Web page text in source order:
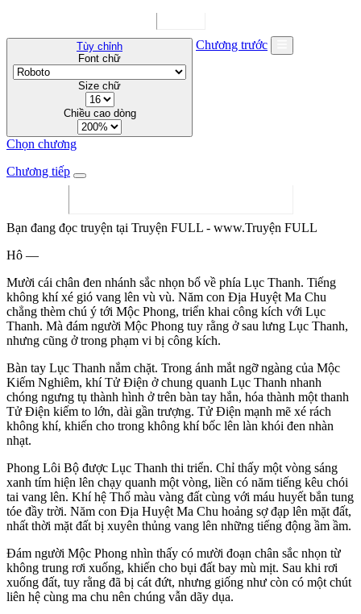
Tùy chỉnh
Font chữ
Size chữ
Chiều cao dòng
Chương trước
Chọn chương
Chương tiếp
Bạn đang đọc truyện tại Truyện FULL - www.Truyện FULL
Hô —
Mười cái chân đen nhánh sắc nhọn bổ về phía Lục Thanh. Tiếng
không khí xé gió vang lên vù vù. Năm con Địa Huyệt Ma Chu
chẳng thèm chú ý tới Mộc Phong, triển khai công kích với Lục
Thanh. Mà đám người Mộc Phong tuy rằng ở sau lưng Lục Thanh,
nhưng cũng ở trong phạm vi bị công kích.
Bàn tay Lục Thanh nắm chặt. Trong ánh mắt ngỡ ngàng của Mộc
Kiếm Nghiêm, khí Tử Điện ở chung quanh Lục Thanh nhanh
chóng ngưng tụ thành hình ở trên bàn tay hắn, hóa thành một thanh
Tử Điện kiếm to lớn, dài gần trượng. Tử Điện mạnh mẽ xé rách
không khí, khiến cho trong không khí bốc lên làn khói đen nhàn
nhạt.
Phong Lôi Bộ được Lục Thanh thi triển. Chỉ thấy một vòng sáng
xanh tím hiện lên chạy quanh một vòng, liền có năm tiếng kêu chói
tai vang lên. Khí hệ Thổ màu vàng đất cùng với máu huyết bắn tung
tóe đầy trời. Năm con Địa Huyệt Ma Chu hoảng sợ đạp lên mặt đất,
nhất thời mặt đất bị xuyên thủng vang lên những tiếng động ầm ầm.
Đám người Mộc Phong nhìn thấy có mười đoạn chân sắc nhọn từ
không trung rơi xuống, khiến cho bụi đất bay mù mịt. Sau khi rơi
xuống đất, tuy rằng đã bị cát đứt, nhưng giống như còn có một chút
liên hệ cùng ma chu nên chúng vẫn dãy dụa.